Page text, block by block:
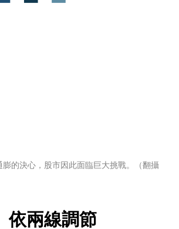
的決心，股市因此面臨巨大挑戰。（翻攝
依兩線調節